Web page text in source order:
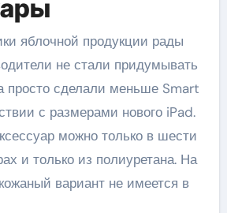
яблочной продукции рады
не стали придумывать
просто сделали меньше Smart
с размерами нового iPad.
можно только в шести
и только из полиуретана. На
вариант не имеется в